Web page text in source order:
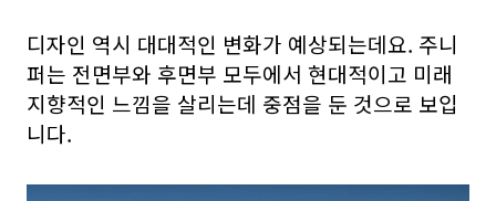
디자인 역시 대대적인 변화가 예상되는데요. 주니
퍼는 전면부와 후면부 모두에서 현대적이고 미래
지향적인 느낌을 살리는데 중점을 둔 것으로 보입
니다.